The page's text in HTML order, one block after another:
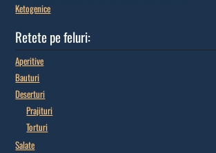
Ketogenice
Retete pe feluri:
Aperitive
Bauturi
Deserturi
Prajituri
Torturi
Salate